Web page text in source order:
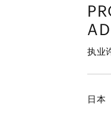
执业
日本